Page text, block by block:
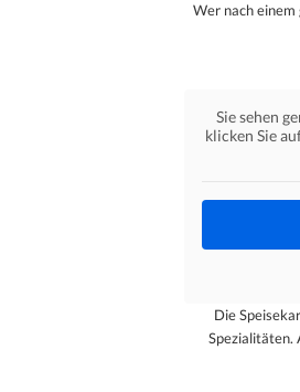
Wer nach
Sie sehen
klicken Sie
Die
Spezialitäten.